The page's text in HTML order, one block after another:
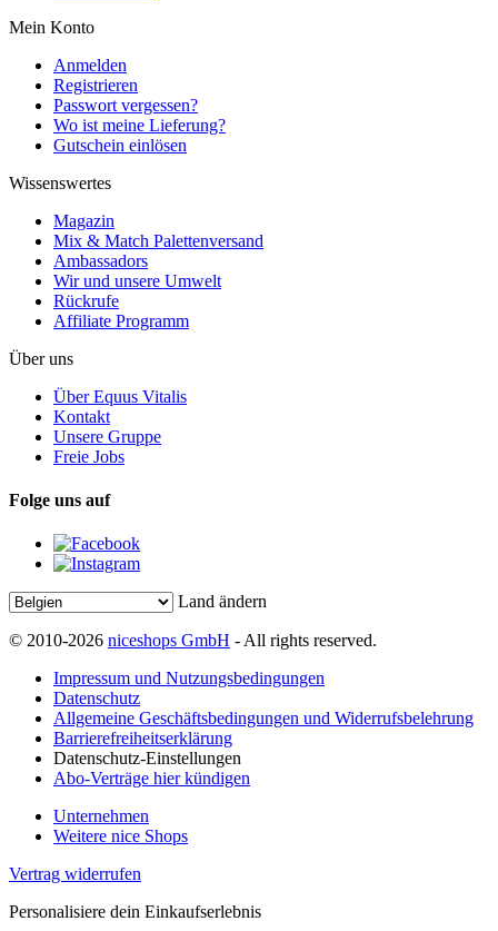
Mein Konto
Anmelden
Registrieren
Passwort vergessen?
Wo ist meine Lieferung?
Gutschein einlösen
Wissenswertes
Magazin
Mix & Match Palettenversand
Ambassadors
Wir und unsere Umwelt
Rückrufe
Affiliate Programm
Über uns
Über Equus Vitalis
Kontakt
Unsere Gruppe
Freie Jobs
Folge uns auf
Land ändern
© 2010-2026 niceshops GmbH - All rights reserved.
Impressum und Nutzungsbedingungen
Datenschutz
Allgemeine Geschäftsbedingungen und Widerrufsbelehrung
Barrierefreiheitserklärung
Datenschutz-Einstellungen
Abo-Verträge hier kündigen
Unternehmen
Weitere nice Shops
Vertrag widerrufen
Personalisiere dein Einkaufserlebnis